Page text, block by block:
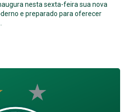
nesta sexta-feira sua nova
e preparado para oferecer